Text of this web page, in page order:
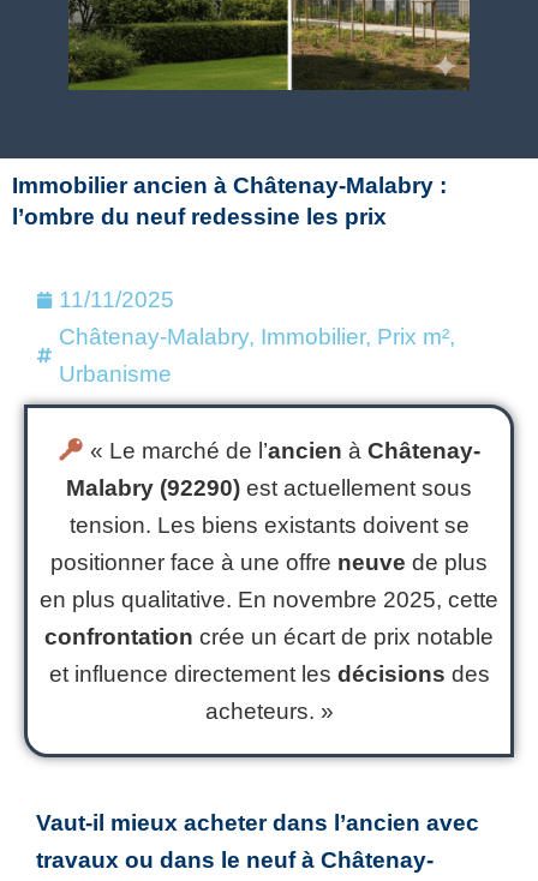
Immobilier ancien à Châtenay-Malabry :
l’ombre du neuf redessine les prix
11/11/2025
Châtenay-Malabry, Immobilier, Prix m²,
Urbanisme
« Le marché de l’ancien à Châtenay-
Malabry (92290) est actuellement sous
tension. Les biens existants doivent se
positionner face à une offre neuve de plus
en plus qualitative. En novembre 2025, cette
confrontation crée un écart de prix notable
et influence directement les décisions des
acheteurs. »
Vaut-il mieux acheter dans l’ancien avec
travaux ou dans le neuf à Châtenay-